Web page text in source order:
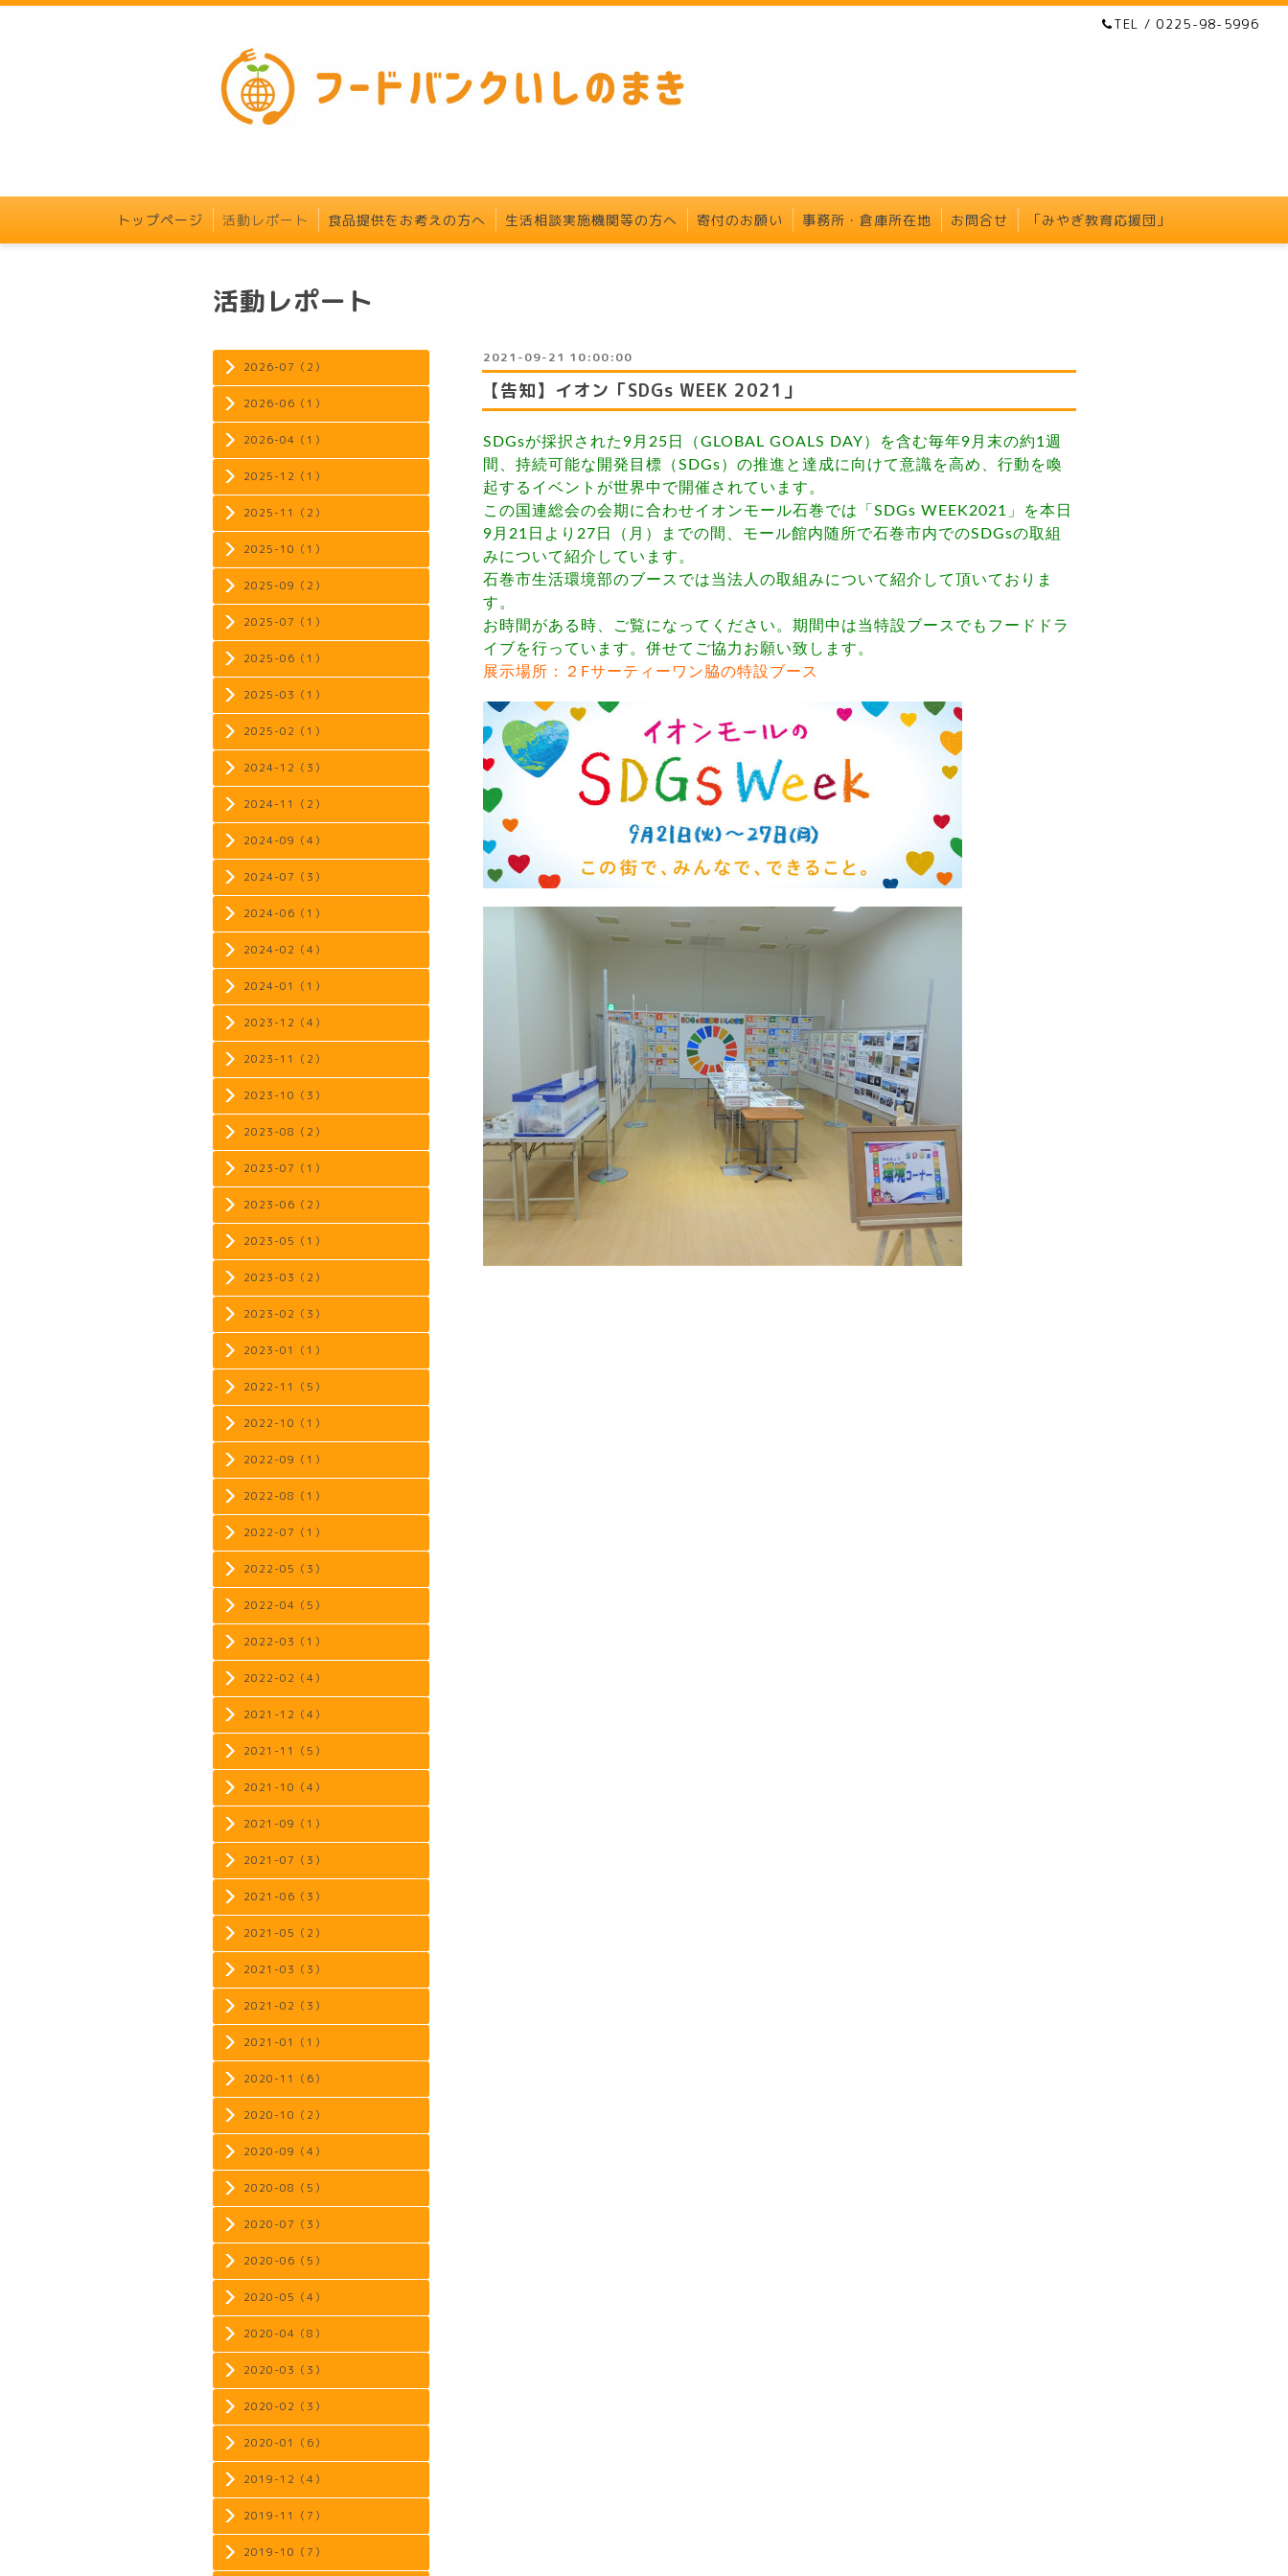
TEL / 0225-98-5996
トップページ 活動レポート 食品提供をお考えの方へ 生活相談実施機関等の方へ 寄付のお願い 事務所・倉庫所在地 お問合せ 「みやぎ教育応援団」
2026-07（2）
2026-06（1）
2026-04（1）
2025-12（1）
2025-11（2）
2025-10（1）
2025-09（2）
2025-07（1）
2025-06（1）
2025-03（1）
2025-02（1）
2024-12（3）
2024-11（2）
2024-09（4）
2024-07（3）
2024-06（1）
2024-02（4）
2024-01（1）
2023-12（4）
2023-11（2）
2023-10（3）
2023-08（2）
2023-07（1）
2023-06（2）
2023-05（1）
2023-03（2）
2023-02（3）
2023-01（1）
2022-11（5）
2022-10（1）
2022-09（1）
2022-08（1）
2022-07（1）
2022-05（3）
2022-04（5）
2022-03（1）
2022-02（4）
2021-12（4）
2021-11（5）
2021-10（4）
2021-09（1）
2021-07（3）
2021-06（3）
2021-05（2）
2021-03（3）
2021-02（3）
2021-01（1）
2020-11（6）
2020-10（2）
2020-09（4）
2020-08（5）
2020-07（3）
2020-06（5）
2020-05（4）
2020-04（8）
2020-03（3）
2020-02（3）
2020-01（6）
2019-12（4）
2019-11（7）
2019-10（7）
活動レポート
2021-09-21 10:00:00
【告知】イオン「SDGs WEEK 2021」
SDGsが採択された9月25日（GLOBAL GOALS DAY）を含む毎年9月末の約1週
間、持続可能な開発目標（SDGs）の推進と達成に向けて意識を高め、行動を喚
起するイベントが世界中で開催されています。
この国連総会の会期に合わせイオンモール石巻では「SDGs WEEK2021」を本日
9月21日より27日（月）までの間、モール館内随所で石巻市内でのSDGsの取組
みについて紹介しています。
石巻市生活環境部のブースでは当法人の取組みについて紹介して頂いておりま
す。
お時間がある時、ご覧になってください。期間中は当特設ブースでもフードドラ
イブを行っています。併せてご協力お願い致します。
展示場所：２Fサーティーワン脇の特設ブース